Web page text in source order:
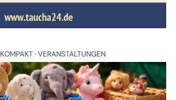
KOMPAKT VERANSTALTUNGEN